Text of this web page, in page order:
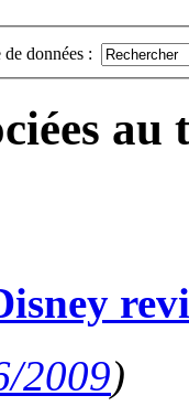
données :
au
2009)